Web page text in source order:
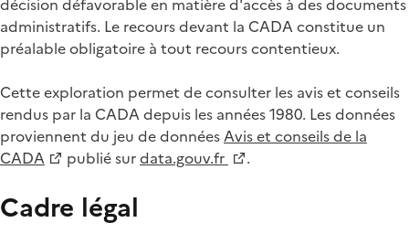
administratifs. Le recours devant la CADA constitue un
préalable obligatoire à tout recours contentieux.
Cette exploration permet de consulter les avis et conseils
rendus par la CADA depuis les années 1980. Les données
proviennent du jeu de donnéesAvis et conseils de la
CADA
publié surdata.gouv.fr .
Cadre légal